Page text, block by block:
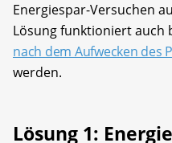
Energiespar-Versuchen
Lösung funktioniert auch
nach dem Aufwecken des
werden.
Lösung 1: